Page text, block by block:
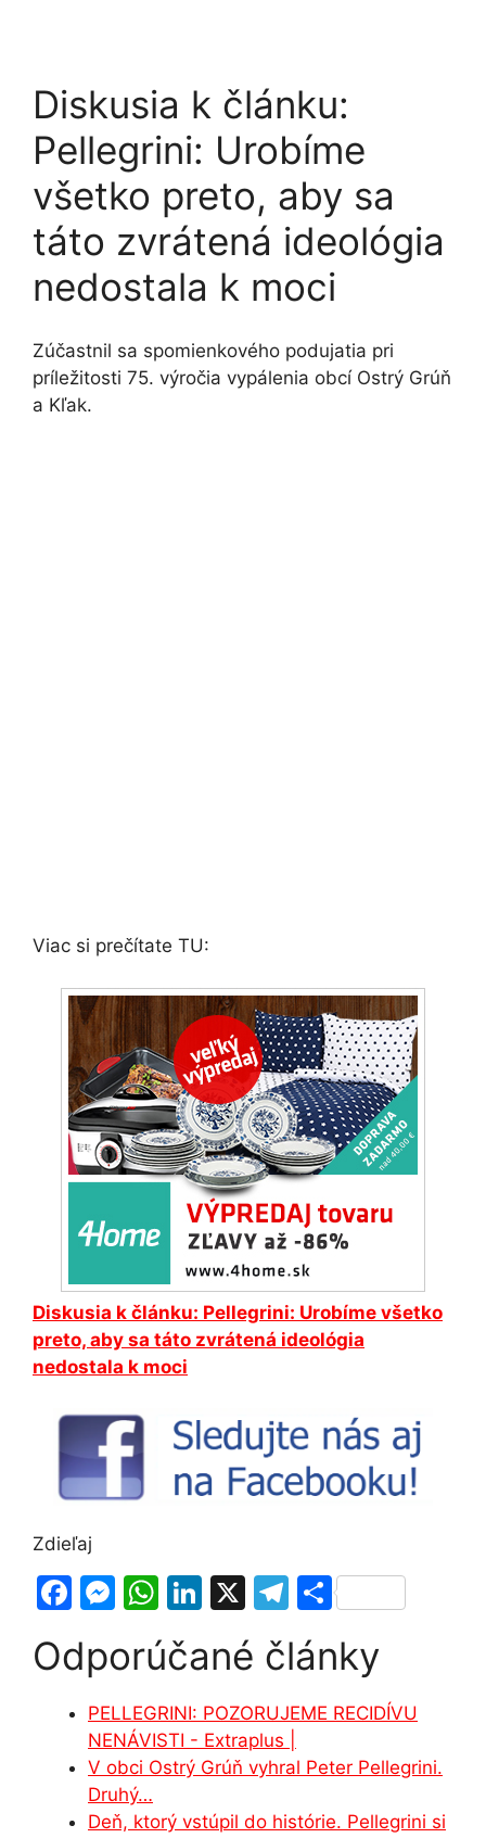
Diskusia k článku:
Pellegrini: Urobíme
všetko preto, aby sa
táto zvrátená ideológia
nedostala k moci
Zúčastnil sa spomienkového podujatia pri
príležitosti 75. výročia vypálenia obcí Ostrý Grúň
a Kľak.
Viac si prečítate TU:
Diskusia k článku: Pellegrini: Urobíme všetko
preto, aby sa táto zvrátená ideológia
nedostala k moci
Zdieľaj
F
c
e
b
o
o
M
s
s
e
n
g
W
at
s
A
p
Li
k
e
dI
n
X
T
e
gr
a
m
S
ar
e
Odporúčané články
PELLEGRINI: POZORUJEME RECIDÍVU
NENÁVISTI - Extraplus |
V obci Ostrý Grúň vyhral Peter Pellegrini.
Druhý…
Deň, ktorý vstúpil do histórie. Pellegrini si